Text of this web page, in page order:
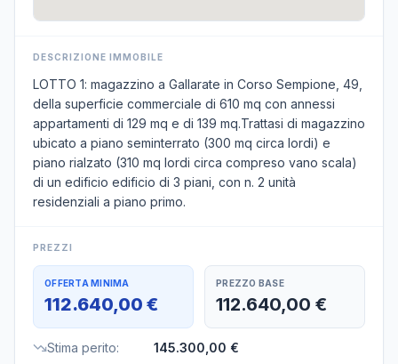
DESCRIZIONE IMMOBILE
LOTTO 1: magazzino a Gallarate in Corso Sempione, 49,
della superficie commerciale di 610 mq con annessi
appartamenti di 129 mq e di 139 mq.Trattasi di magazzino
ubicato a piano seminterrato (300 mq circa lordi) e
piano rialzato (310 mq lordi circa compreso vano scala)
di un edificio edificio di 3 piani, con n. 2 unità
residenziali a piano primo.
PREZZI
OFFERTA MINIMA
112.640,00 €
PREZZO BASE
112.640,00 €
Stima perito:
145.300,00 €